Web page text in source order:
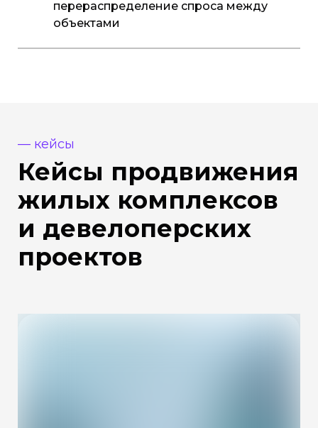
перераспределение спроса между
объектами
— кейсы
Кейсы продвижения
жилых комплексов
и девелоперских
проектов